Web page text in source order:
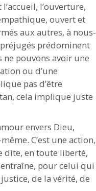
l’ouverture,
ouvert et
aux autres, à nous-
prédominent
pouvons avoir une
ou d’une
pas d’être
cela implique juste
envers Dieu,
C’est une action,
dite, en toute liberté,
pour celui qui
de la vérité, de